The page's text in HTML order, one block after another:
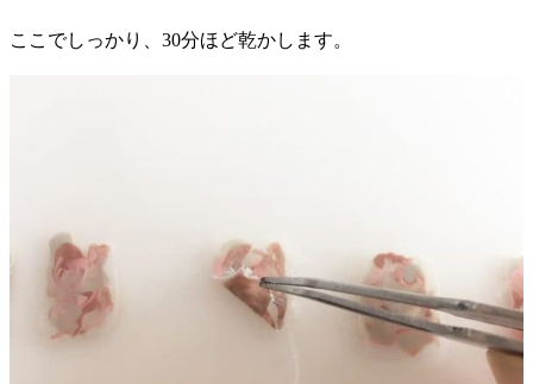
ここでしっかり、30分ほど乾かします。